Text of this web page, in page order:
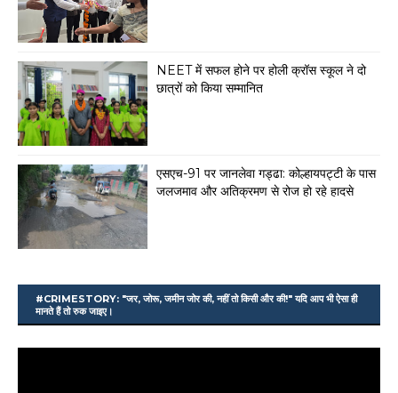
NEET में सफल होने पर होली क्रॉस स्कूल ने दो
छात्रों को किया सम्मानित
एसएच-91 पर जानलेवा गड्ढा: कोल्हायपट्टी के पास
जलजमाव और अतिक्रमण से रोज हो रहे हादसे
#CRIMESTORY: "जर, जोरू, जमीन जोर की, नहीं तो किसी और की!" यदि आप भी ऐसा ही
मानते हैं तो रुक जाइए।